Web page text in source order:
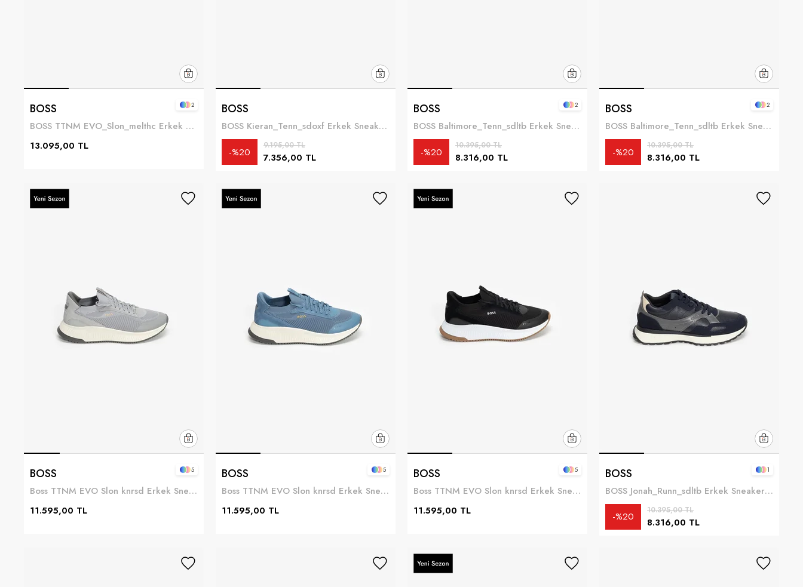
BOSS
BOSS TTNM EVO_Slon_melthc Erkek Sneaker Siyah
13.095,00 TL
2 BOSS
BOSS Kieran_Tenn_sdoxf Erkek Sneaker Yeşil
7.356,00 TL
9.195,00 TL
%20
BOSS
BOSS Baltimore_Tenn_sdltb Erkek Sneaker Bej
8.316,00 TL
10.395,00 TL
%20
2 BOSS
BOSS Baltimore_Tenn_sdltb Erkek Sneaker Beyaz
8.316,00 TL
10.395,00 TL
%20
2
BOSS
Boss TTNM EVO Slon knrsd Erkek Sneaker Gri
11.595,00 TL
5 BOSS
Boss TTNM EVO Slon knrsd Erkek Sneaker Mavi
11.595,00 TL
5 BOSS
Boss TTNM EVO Slon knrsd Erkek Sneaker Siyah
11.595,00 TL
5 BOSS
BOSS Jonah_Runn_sdltb Erkek Sneaker Mavi
8.316,00 TL
10.395,00 TL
%20
1